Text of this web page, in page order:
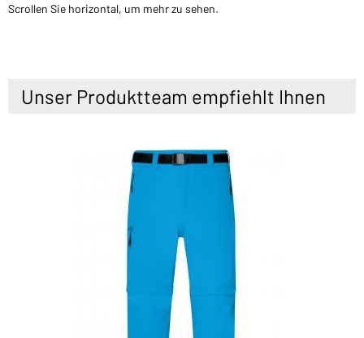
Scrollen Sie horizontal, um mehr zu sehen.
Unser Produktteam empfiehlt Ihnen